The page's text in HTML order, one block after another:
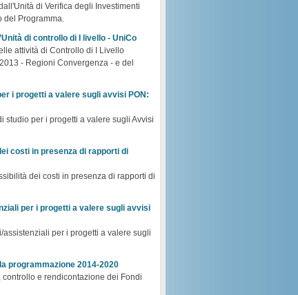
di Verifica degli Investimenti
Programma.
di controllo di I livello - UniCo
attività di Controllo di I Livello
- Regioni Convergenza - e del
i progetti a valere sugli avvisi PON:
per i progetti a valere sugli Avvisi
costi in presenza di rapporti di
dei costi in presenza di rapporti di
per i progetti a valere sugli avvisi
per i progetti a valere sugli
programmazione 2014-2020
e rendicontazione dei Fondi